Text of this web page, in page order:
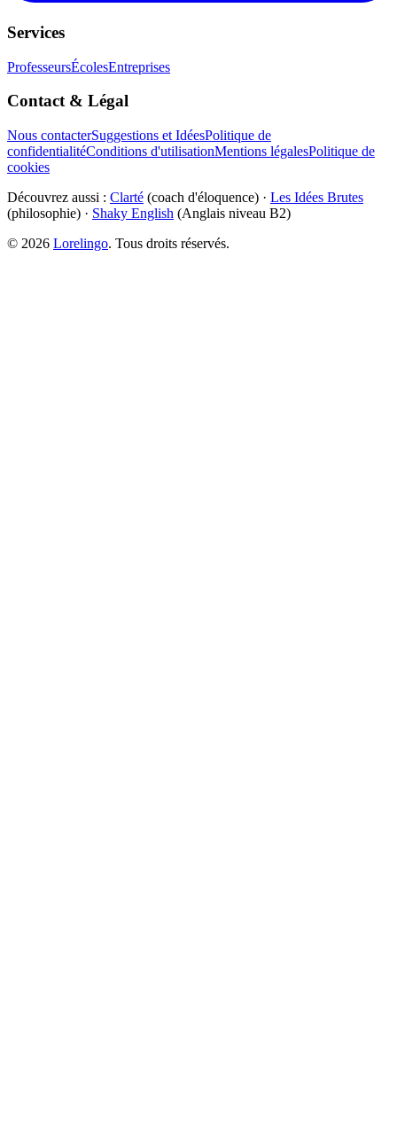
Services
ProfesseursÉcolesEntreprises
Contact & Légal
Nous contacterSuggestions et IdéesPolitique de
confidentialitéConditions d'utilisationMentions légalesPolitique de
cookies
Découvrez aussi : Clarté (coach d'éloquence) · Les Idées Brutes
(philosophie) · Shaky English (Anglais niveau B2)
© 2026 Lorelingo. Tous droits réservés.